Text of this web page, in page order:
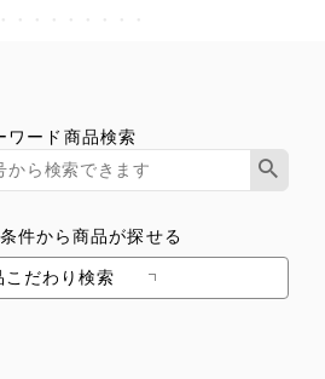
ワード商品検索
件から商品が探せる
こだわり検索